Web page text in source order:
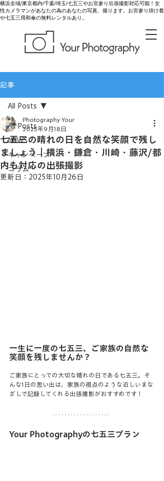
横浜全域/東京都内/千葉/埼玉/七五三やお宮参り出張撮影対応可能！女
性カメラマンがあなたの為のあなたの写真、撮ります。お宮参り掛け着
や七五三用和傘の無料レンタルあり。
記事
All Posts
NEWS
キャンペーン
コラム
All Posts
七五三の晴れの日を自然な笑顔で残し
ましょう｜横浜・鎌倉・川崎・藤沢/都
内も対応の出張撮影
Photography Your
2025年9月18日
更新日： 2025年10月26日
一生に一度の七五三、ご家族の自然な
笑顔を残しませんか？
ご家族にとっての大切な晴れの日である七五三。そ
んな1日の思い出は、家族の視点のような近しいまな
ざしで記録してくれる出張撮影がおすすめです！
Your Photographyの七五三プラン